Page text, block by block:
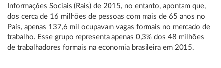
Informações Sociais (Rais) de 2015, no entanto, apontam que,
dos cerca de 16 milhões de pessoas com mais de 65 anos no
País, apenas 137,6 mil ocupavam vagas formais no mercado de
trabalho. Esse grupo representa apenas 0,3% dos 48 milhões
de trabalhadores formais na economia brasileira em 2015.